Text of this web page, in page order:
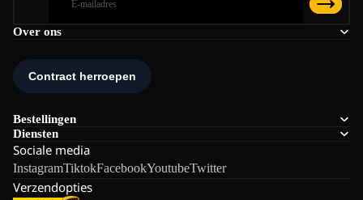
Over ons
Bestellingen
Diensten
Sociale media
InstagramTiktokFacebookYoutubeTwitter
Verzendopties